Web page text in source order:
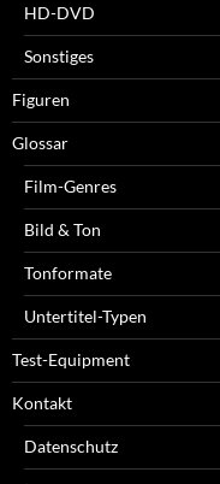
HD-DVD
Sonstiges
Figuren
Glossar
Film-Genres
Bild & Ton
Tonformate
Untertitel-Typen
Test-Equipment
Kontakt
Datenschutz